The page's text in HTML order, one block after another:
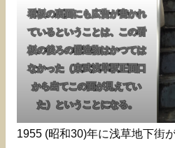
看板の裏面にも広告が書かれ
ているということは、この看
板の後ろの構造物はかつては
なかった（東武浅草駅正面口
から出てこの面が見えてい
た）ということになる。
1955 (昭和30)年に浅草地下街